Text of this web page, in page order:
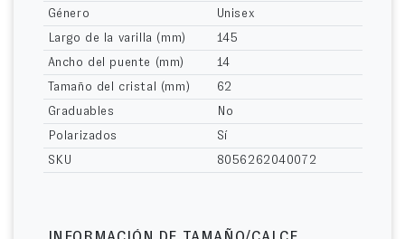
Género
Unisex
Largo de la varilla (mm)
145
Ancho del puente (mm)
14
Tamaño del cristal (mm)
62
Graduables
No
Polarizados
Sí
SKU
8056262040072